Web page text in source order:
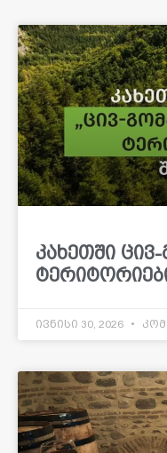
კახეთში
ივნისი 30, 2026